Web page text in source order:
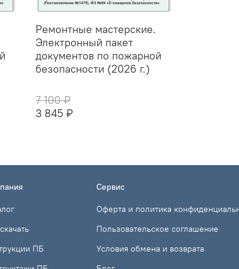
Ремонтные мастерские.
Электронный пакет
документов по пожарной
безопасности (2026 г.)
7 100 ₽
3 845 ₽
ПБ
Сервис
Оферта и политика
Пользовательское соглашение
Условия обмена и возврата